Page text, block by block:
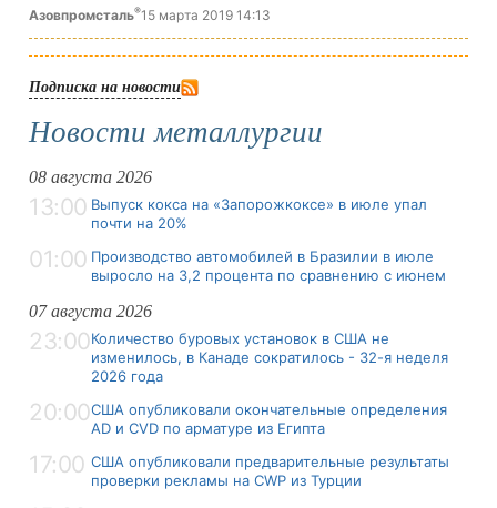
Азовпромсталь®15 марта 2019 14:13
Подписка на новости
Новости металлургии
08 августа 2026
13:00 Выпуск кокса на «Запорожкоксе» в июле упал
почти на 20%
01:00 Производство автомобилей в Бразилии в июле
выросло на 3,2 процента по сравнению с июнем
07 августа 2026
23:00Количество буровых установок в США не
изменилось, в Канаде сократилось - 32-я неделя
2026 года
20:00США опубликовали окончательные определения
AD и CVD по арматуре из Египта
17:00 США опубликовали предварительные результаты
проверки рекламы на CWP из Турции